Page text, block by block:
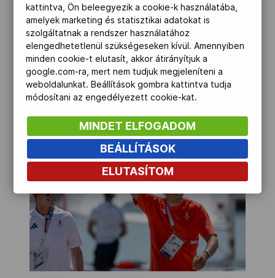
hajóosztályban sporttörténelmet írt; az
éremfutamban egyedül ő érkezett tenger
nélküli ország képviselőjeként. Jonatán
edzője ezúttal a riói és tokiói olimpikon
bátyja, Benjamin. A versenyt az ausztrál
Matt Wearn nyerte meg.
kattintva, Ön beleegyezik a cookie-k használatába,
amelyek marketing és statisztikai adatokat is
szolgáltatnak a rendszer használatához
elengedhetetlenül szükségeseken kívül. Amennyiben
minden cookie-t elutasít, akkor átirányítjuk a
google.com-ra, mert nem tudjuk megjeleníteni a
weboldalunkat. Beállítások gombra kattintva tudja
módosítani az engedélyezett cookie-kat.
MINDET ELFOGADOM
BEÁLLÍTÁSOK
ELUTASÍTOM